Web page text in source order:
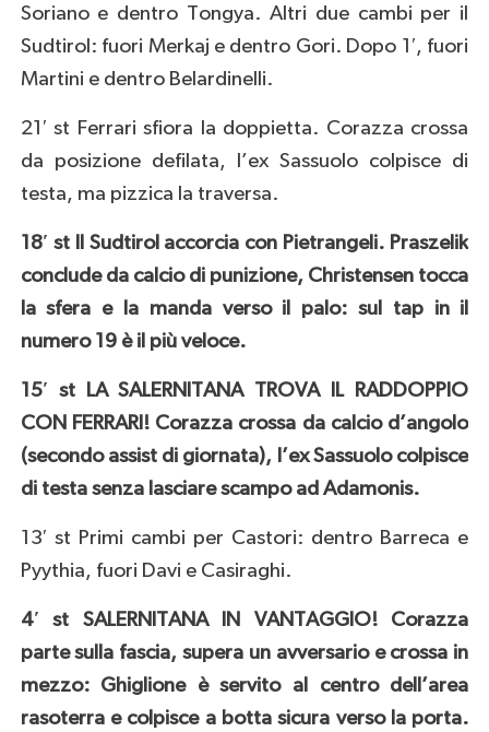
Soriano e dentro Tongya. Altri due cambi per il
Sudtirol: fuori Merkaj e dentro Gori. Dopo 1′, fuori
Martini e dentro Belardinelli.
21′ st Ferrari sfiora la doppietta. Corazza crossa
da posizione defilata, l’ex Sassuolo colpisce di
testa, ma pizzica la traversa.
18′ st Il Sudtirol accorcia con Pietrangeli. Praszelik
conclude da calcio di punizione, Christensen tocca
la sfera e la manda verso il palo: sul tap in il
numero 19 è il più veloce.
15′ st LA SALERNITANA TROVA IL RADDOPPIO
CON FERRARI! Corazza crossa da calcio d’angolo
(secondo assist di giornata), l’ex Sassuolo colpisce
di testa senza lasciare scampo ad Adamonis.
13′ st Primi cambi per Castori: dentro Barreca e
Pyythia, fuori Davi e Casiraghi.
4′ st SALERNITANA IN VANTAGGIO! Corazza
parte sulla fascia, supera un avversario e crossa in
mezzo: Ghiglione è servito al centro dell’area
rasoterra e colpisce a botta sicura verso la porta.